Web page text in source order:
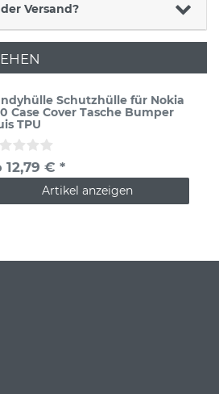
Versand?
Schutzhülle für Nokia
Case Cover Tasche Bumper
TPU
12,79 € *
Artikel anzeigen